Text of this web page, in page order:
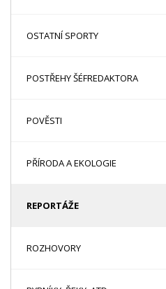
OSTATNÍ SPORTY
POSTŘEHY ŠÉFREDAKTORA
POVĚSTI
PŘÍRODA A EKOLOGIE
REPORTÁŽE
ROZHOVORY